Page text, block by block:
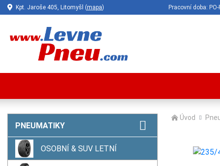
Kpt. Jaroše 405, Litomyšl (mapa) Pracovní doba:
PNEUMATIKY
OSOBNÍ & SUV LETNÍ
Úvod